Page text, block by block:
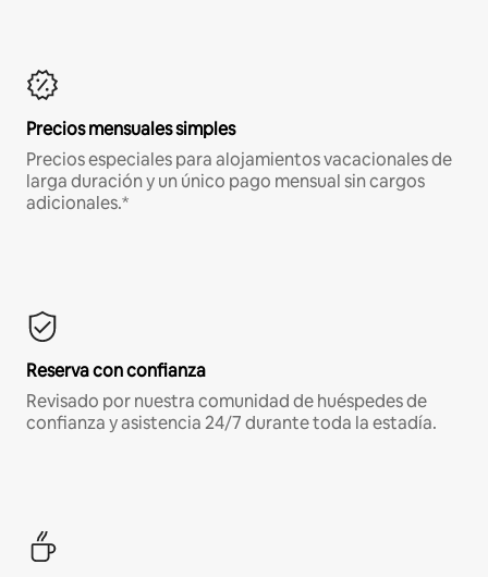
Precios mensuales simples
Precios especiales para alojamientos vacacionales de
larga duración y un único pago mensual sin cargos
adicionales.*
Reserva con confianza
Revisado por nuestra comunidad de huéspedes de
confianza y asistencia 24/7 durante toda la estadía.